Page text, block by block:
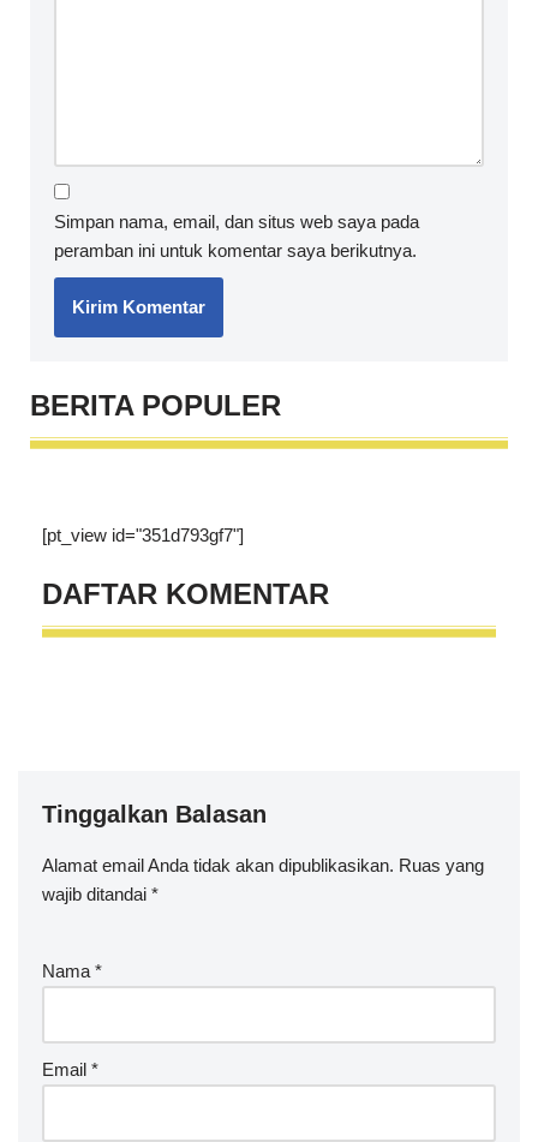
Simpan nama, email, dan situs web saya pada
peramban ini untuk komentar saya berikutnya.
BERITA POPULER
[pt_view id="351d793gf7"]
DAFTAR KOMENTAR
Tinggalkan Balasan
Alamat email Anda tidak akan dipublikasikan. Ruas yang
wajib ditandai *
Nama *
Email *